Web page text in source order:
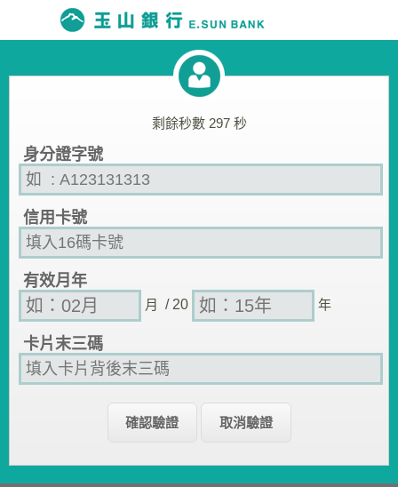
剩餘秒數 297秒
身分證字號
信用卡號
有效月年
月 / 20 年
卡片末三碼